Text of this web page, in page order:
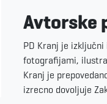
Avtorske
PD Kranj je
fotografijami,
Kranj je
izrecno dovoljuje